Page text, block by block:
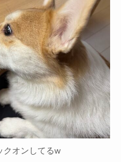
クオンしてるw